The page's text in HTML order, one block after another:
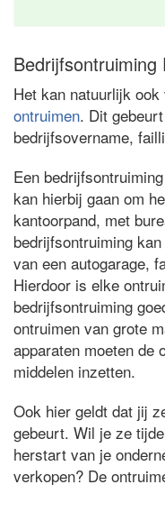
Bedrijfsontruiming
Het kan natuurlijk
ontruimen. Dit
bedrijfsovername,
Een
kan hierbij gaan om
kantoorpand, met
bedrijfsontruiming
van een autogarage,
Hierdoor is elke
bedrijfsontruiming
ontruimen van grote
apparaten moeten de
middelen inzetten.
Ook hier geldt dat jij
gebeurt. Wil je ze
herstart van je
verkopen? De